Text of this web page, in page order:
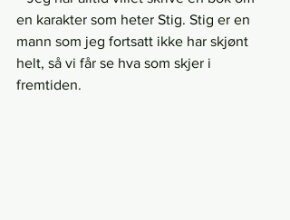
en karakter som heter Stig. Stig er en
mann som jeg fortsatt ikke har skjønt
helt, så vi får se hva som skjer i
fremtiden.